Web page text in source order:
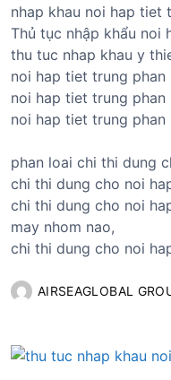
nhap khau noi hap tiet
Thủ tục nhập khẩu noi
thu tuc nhap khau y
noi hap tiet trung phan
noi hap tiet trung
noi hap tiet trung phan
phan loai chi thi dung
chi thi dung cho noi
chi thi dung cho noi
may nhom nao,
chi thi dung cho noi
AIRSEAGLOBAL